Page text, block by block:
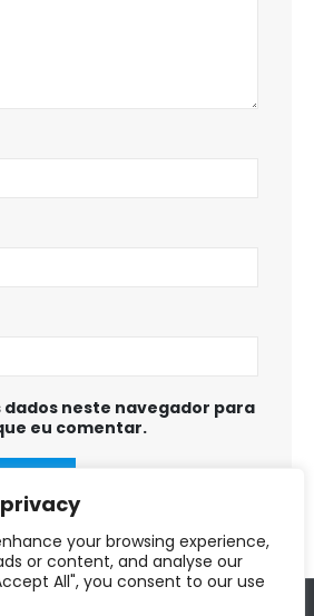
your browsing experience,
or content, and analyse our
All", you consent to our use
dados neste navegador para
eu comentar.
Municipal de Fortuna de Minas